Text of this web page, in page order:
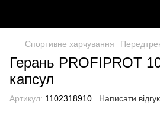
Спортивне харчування
Герань PROFIPROT
капсул
Артикул: 1102318910 Написати відгук